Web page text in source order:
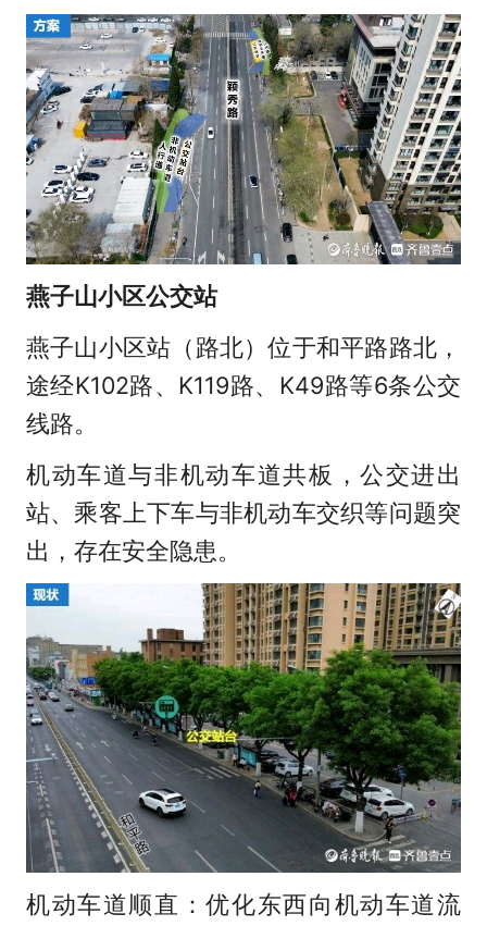
燕子山小区公交站
燕子山小区站（路北）位于和平路路北，
途经K102路、K119路、K49路等6条公交
线路。
机动车道与非机动车道共板，公交进出
站、乘客上下车与非机动车交织等问题突
出，存在安全隐患。
机动车道顺直：优化东西向机动车道流